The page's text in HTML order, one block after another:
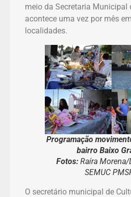
meio da Secretaria Municipal
acontece uma vez por mês
localidades.
Programação
bairro Baixo
Fotos: Raíra
SEMUC
O secretário municipal de